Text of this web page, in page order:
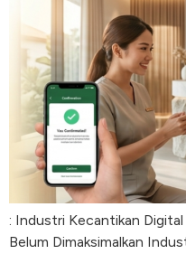
: Industri Kecantikan
Belum Dimaksimalkan